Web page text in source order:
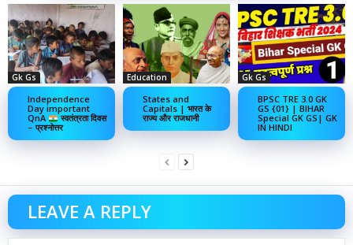
Gk Gs
Independence
Day important
QnA
स्वतंत्रता दिवस
– प्रश्नोत्तर
Education
States and
Capitals | भारत के
राज्य और राजधानी
Gk Gs
BPSC TRE 3.0 GK
GS {01} | BIHAR
Special GK GS| GK
IN HINDI
LEAVE A REPLY